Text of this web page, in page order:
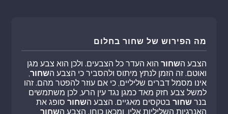
מה הפירוש של שחור בחלום
הצבע השחור הוא העדר כל הצבעים. ולכן הוא צבע מגן
ואוטם. זה הזמן לנתץ מיתוס ולהסביר כי הצבע השחור,
אינו מסמל דברים שליליים, כי אם עוזר להפטר מהם. זהו
למשל צבע חזק מאד כמגן נגד עין הרע, לכן משתמשים
בנרשחור בטקסים מאגיים. הצבע השחור סופג את
האנרגיות השליליות אליו, ומכאן כוחו. הצבע השחור